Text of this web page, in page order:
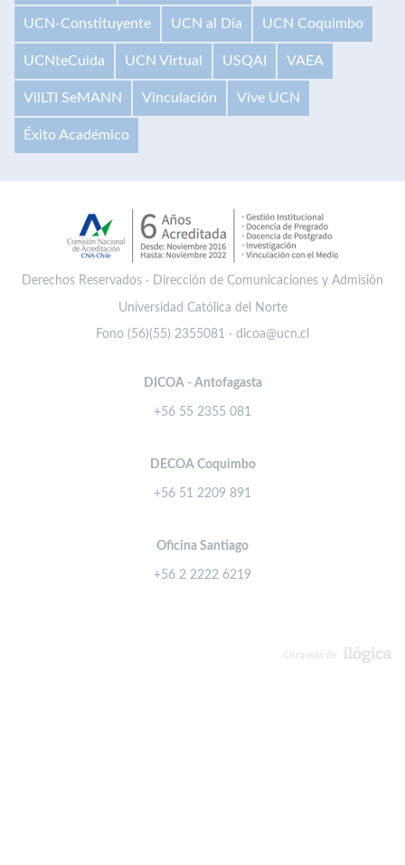
UCN-Constituyente UCN al Día UCN Coquimbo
UCNteCuida UCN Virtual USQAI VAEA
VilLTI SeMANN Vinculación Vive UCN
Éxito Académico
Derechos Reservados · Dirección de Comunicaciones y Admisión
Universidad Católica del Norte
Fono (56)(55) 2355081 · dicoa@ucn.cl
DICOA - Antofagasta
+56 55 2355 081
DECOA Coquimbo
+56 51 2209 891
Oficina Santiago
+56 2 2222 6219